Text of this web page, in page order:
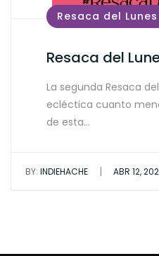
Resaca del Lunes
Resaca del
La segunda Resaca
ecléctica cuanto
de esta…
BY: INDIEHACHE | ABR 12,